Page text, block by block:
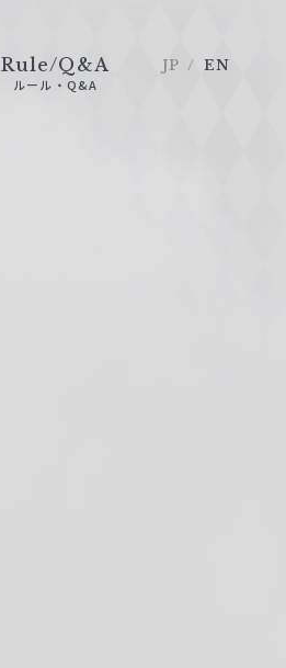
Rule/Q&A
ルール・Q&A
JP EN